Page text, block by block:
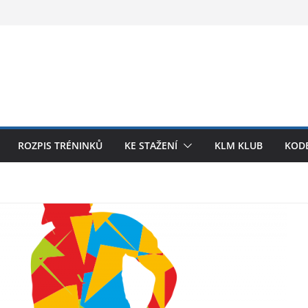
ROZPIS TRÉNINKŮ KE STAŽENÍ KLM KLUB